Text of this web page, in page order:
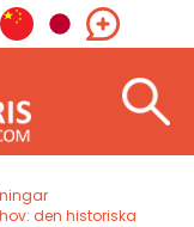
den historiska